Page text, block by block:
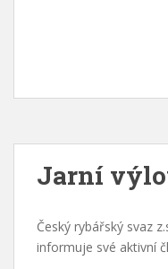
Jarní
Český rybářský svaz
informuje své aktivní